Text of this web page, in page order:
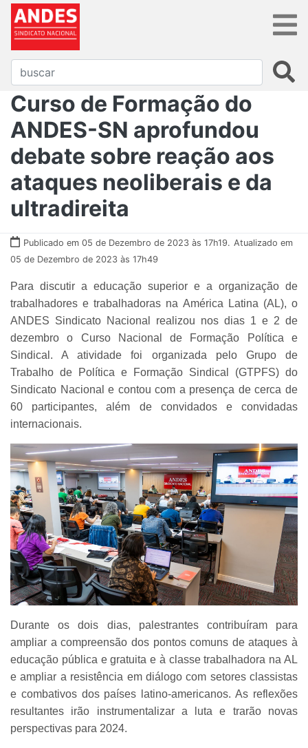
Curso de Formação do
ANDES-SN aprofundou
debate sobre reação aos
ataques neoliberais e da
ultradireita
Publicado em 05 de Dezembro de 2023 às 17h19. Atualizado em
05 de Dezembro de 2023 às 17h49
Para discutir a educação superior e a organização de
trabalhadores e trabalhadoras na América Latina (AL), o
ANDES Sindicato Nacional realizou nos dias 1 e 2 de
dezembro o Curso Nacional de Formação Política e
Sindical. A atividade foi organizada pelo Grupo de
Trabalho de Política e Formação Sindical (GTPFS) do
Sindicato Nacional e contou com a presença de cerca de
60 participantes, além de convidados e convidadas
internacionais.
Durante os dois dias, palestrantes contribuíram para
ampliar a compreensão dos pontos comuns de ataques à
educação pública e gratuita e à classe trabalhadora na AL
e ampliar a resistência em diálogo com setores classistas
e combativos dos países latino-americanos. As reflexões
resultantes irão instrumentalizar a luta e trarão novas
perspectivas para 2024.